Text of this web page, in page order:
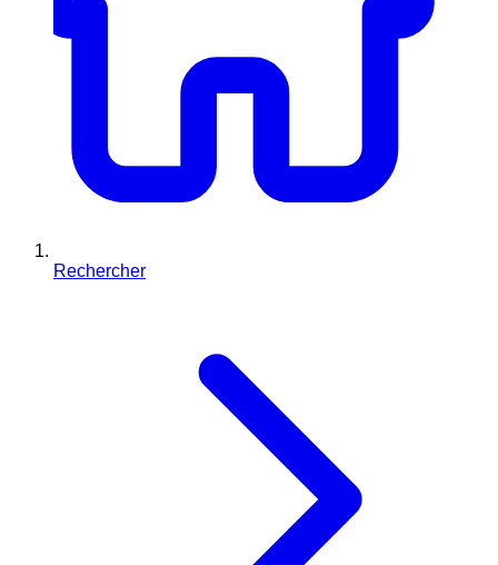
Rechercher